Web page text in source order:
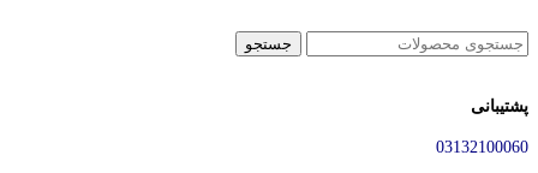
جستجو
پشتیبانی
03132100060